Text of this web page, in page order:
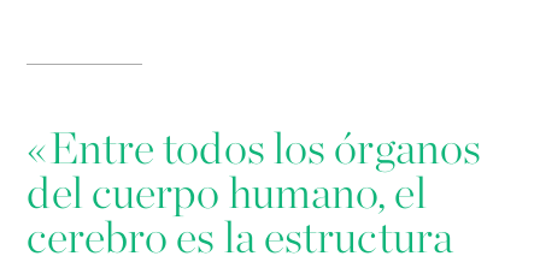
«Entre todos los órganos
del cuerpo humano, el
cerebro es la estructura